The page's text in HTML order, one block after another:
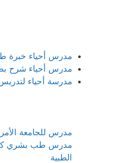
مدرس أحياء خبرة
مدرس أحياء شرح
مدرسة أحياء
مدرس للجامعة
مدرس طب بشري كل
الطبية